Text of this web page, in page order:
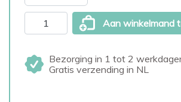
Aan winkelmand
Bezorging in 1 tot 2
Gratis verzending in NL